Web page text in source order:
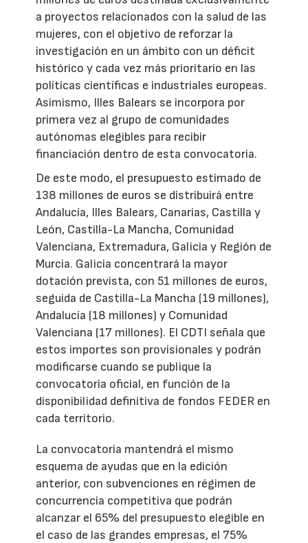
a proyectos relacionados con la salud de las
mujeres, con el objetivo de reforzar la
investigación en un ámbito con un déficit
histórico y cada vez más prioritario en las
políticas científicas e industriales europeas.
Asimismo, Illes Balears se incorpora por
primera vez al grupo de comunidades
autónomas elegibles para recibir
financiación dentro de esta convocatoria.
De este modo, el presupuesto estimado de
138 millones de euros se distribuirá entre
Andalucía, Illes Balears, Canarias, Castilla y
León, Castilla-La Mancha, Comunidad
Valenciana, Extremadura, Galicia y Región de
Murcia. Galicia concentrará la mayor
dotación prevista, con 51 millones de euros,
seguida de Castilla-La Mancha (19 millones),
Andalucía (18 millones) y Comunidad
Valenciana (17 millones). El CDTI señala que
estos importes son provisionales y podrán
modificarse cuando se publique la
convocatoria oficial, en función de la
disponibilidad definitiva de fondos FEDER en
cada territorio.
La convocatoria mantendrá el mismo
esquema de ayudas que en la edición
anterior, con subvenciones en régimen de
concurrencia competitiva que podrán
alcanzar el 65% del presupuesto elegible en
el caso de las grandes empresas, el 75%